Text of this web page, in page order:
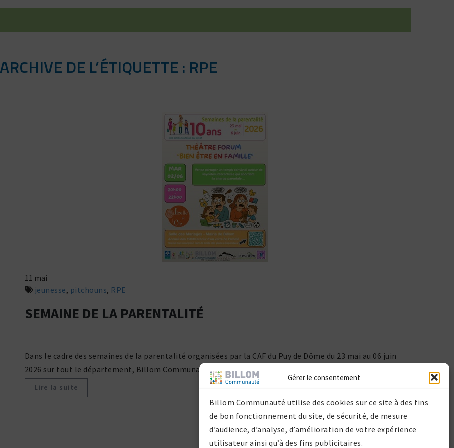
Gérer le consentement
Billom Communauté utilise des cookies sur ce site à des fins
de bon fonctionnement du site, de sécurité, de mesure
d’audience, d’analyse, d’amélioration de votre expérience
utilisateur ainsi qu’à des fins publicitaires.
ARCHIVE DE L’ÉTIQUETTE : RPE
11 mai
jeunesse, pitchouns, RPE
SEMAINE DE LA PARENTALITÉ
Dans le cadre des semaines de la parentalité organisées par la CAF du Puy de Dôme du 23 mai au 06 juin
2026 sur tout le département, Billom Communauté, au travers de son ...
Lire la suite